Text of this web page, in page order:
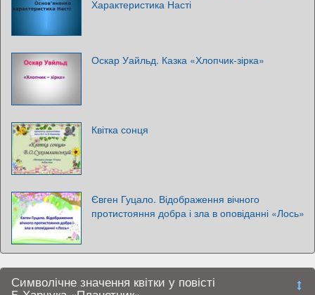
Характеристика Насті
Оскар Уайльд. Казка «Хлопчик-зірка»
Квітка сонця
Євген Гуцало. Відображення вічного
протистояння добра і зла в оповіданні «Лось»
Символічне значення квітки у повісті